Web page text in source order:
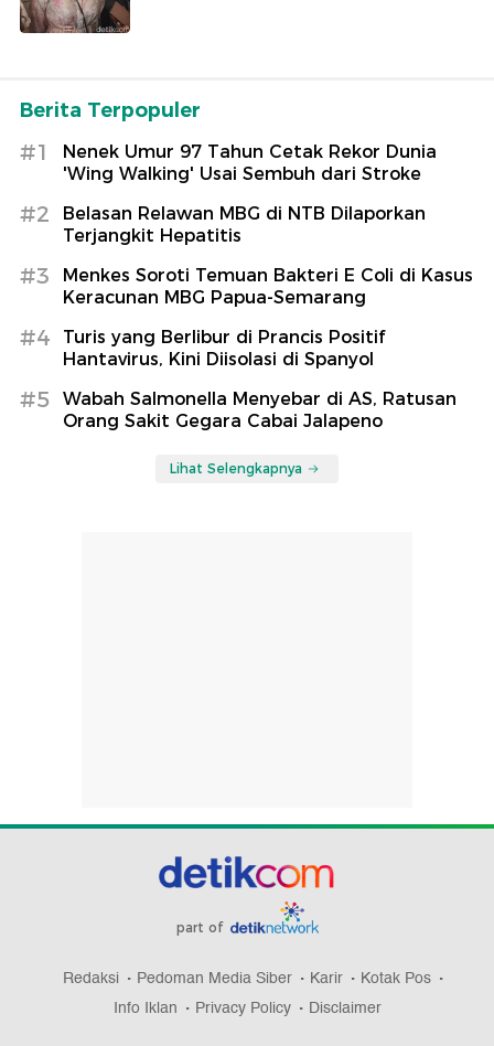
Berita Terpopuler
#1
Nenek Umur 97 Tahun Cetak Rekor Dunia
'Wing Walking' Usai Sembuh dari Stroke
#2
Belasan Relawan MBG di NTB Dilaporkan
Terjangkit Hepatitis
#3
Menkes Soroti Temuan Bakteri E Coli di Kasus
Keracunan MBG Papua-Semarang
#4
Turis yang Berlibur di Prancis Positif
Hantavirus, Kini Diisolasi di Spanyol
#5
Wabah Salmonella Menyebar di AS, Ratusan
Orang Sakit Gegara Cabai Jalapeno
Lihat Selengkapnya
part of
Redaksi Pedoman Media Siber Karir
Kotak Pos
Info Iklan
Privacy Policy Disclaimer